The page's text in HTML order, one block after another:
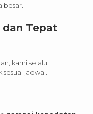
besar.
dan Tepat
kami selalu
jadwal.